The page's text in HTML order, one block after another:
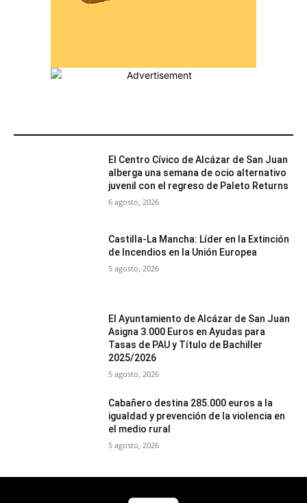
El Centro Cívico de Alcázar de San Juan
alberga una semana de ocio alternativo
juvenil con el regreso de Paleto Returns
6 agosto, 2026
Castilla-La Mancha: Líder en la Extinción
de Incendios en la Unión Europea
5 agosto, 2026
El Ayuntamiento de Alcázar de San Juan
Asigna 3.000 Euros en Ayudas para
Tasas de PAU y Título de Bachiller
2025/2026
5 agosto, 2026
Cabañero destina 285.000 euros a la
igualdad y prevención de la violencia en
el medio rural
5 agosto, 2026